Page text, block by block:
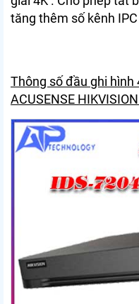
tăng thêm số kênh
Thông số đầu ghi hình
ACUSENSE HIKVISION